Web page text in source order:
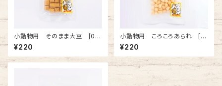
小動物用 そのまま大豆 [01
0046]
¥220
小動物用 ころころあられ [01
0045]
¥220